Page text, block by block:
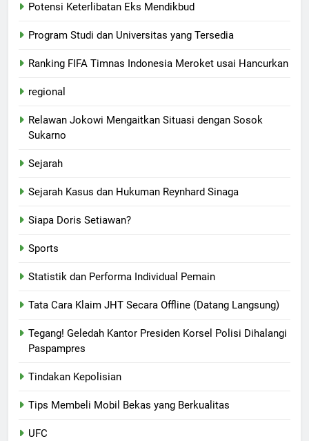
Potensi Keterlibatan Eks Mendikbud
Program Studi dan Universitas yang Tersedia
Ranking FIFA Timnas Indonesia Meroket usai Hancurkan
regional
Relawan Jokowi Mengaitkan Situasi dengan Sosok
Sukarno
Sejarah
Sejarah Kasus dan Hukuman Reynhard Sinaga
Siapa Doris Setiawan?
Sports
Statistik dan Performa Individual Pemain
Tata Cara Klaim JHT Secara Offline (Datang Langsung)
Tegang! Geledah Kantor Presiden Korsel Polisi Dihalangi
Paspampres
Tindakan Kepolisian
Tips Membeli Mobil Bekas yang Berkualitas
UFC